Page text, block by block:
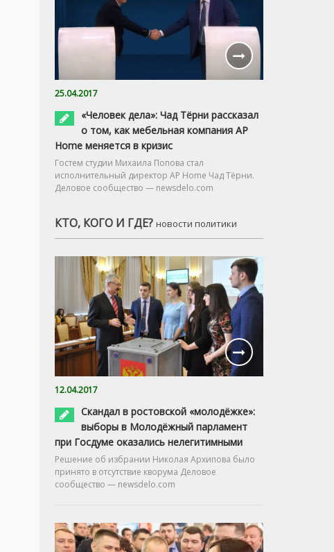
25.04.2017
«Человек дела»: Чад Тёрни рассказал
о том, как мебельная компания AP
Home меняется в кризис
Гостем студии Михаила Попова стал
исполнительный директор AP Home Чад Тёрни.
Деловое сообщество — newsdelo.com
КТО, КОГО И ГДЕ? новости политики
12.04.2017
Скандал в ростовской «молодёжке»:
выборы в Молодёжный парламент
при Госдуме оказались нелегитимными
Решение об избрании Николая Архипова было
принято в отсутствие кворума Деловое
сообщество — newsdelo.com